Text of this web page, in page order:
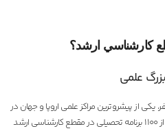
كارشناسي ارشد؟
علمی
کمتر از ۲۰ میلیون نفر، یکی از پیشروترین مراکز علمی اروپا و جهان در
حوزه آموزش عالی محسوب می‌شود. بیش از ۱۱۰۰ برنامه تحصیلی در مقطع کارشناسی ارشد